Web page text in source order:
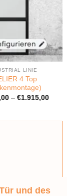
LINIE
4 Top
– €1.915,00
und des